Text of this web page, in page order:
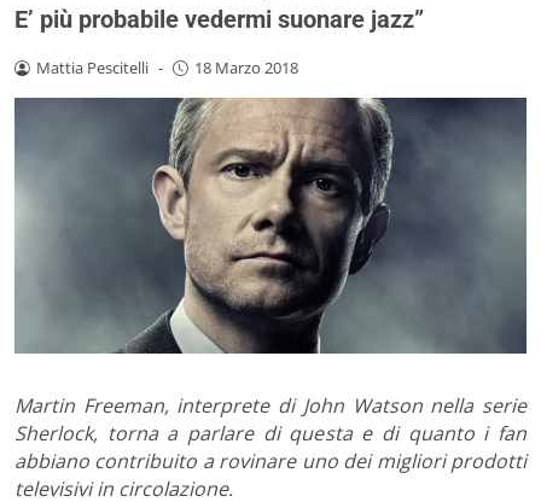
E’ più probabile vedermi suonare jazz”
Mattia Pescitelli - 18 Marzo 2018
Martin Freeman, interprete di John Watson nella serie
Sherlock, torna a parlare di questa e di quanto i fan
abbiano contribuito a rovinare uno dei migliori prodotti
televisivi in circolazione.